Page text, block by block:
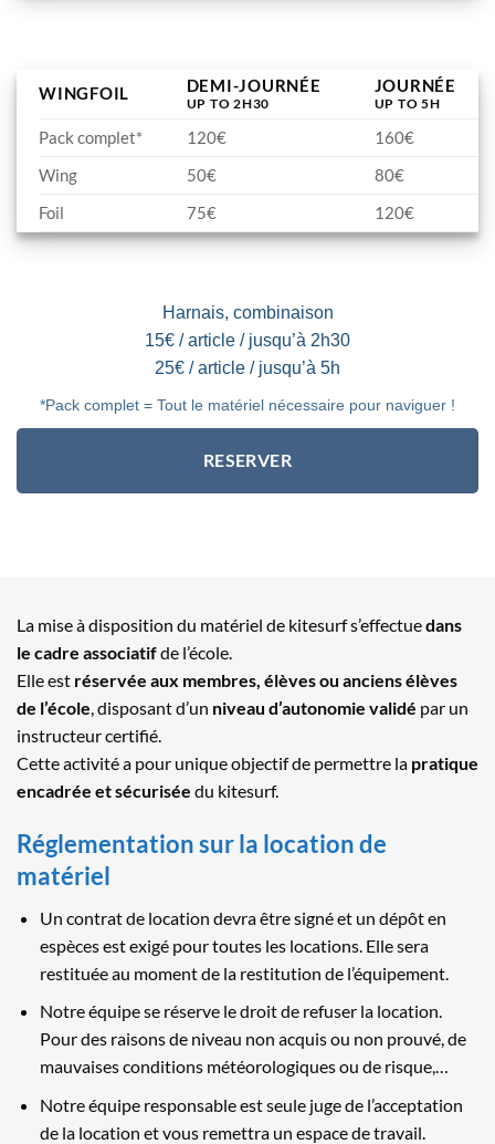
WINGFOIL DEMI-JOURNÉE
UP TO 2H30
JOURNÉE
UP TO 5H
Pack complet* 120€
160€
Wing
50€
80€
Foil
75€ 120€
Harnais, combinaison
15€ / article / jusqu’à 2h30
25€ / article / jusqu’à 5h
*Pack complet = Tout le matériel nécessaire pour naviguer !
RESERVER
La mise à disposition du matériel de kitesurf s’effectuedans
le cadre associatifde l’école.
Elle est réservée aux membres, élèves ou anciens élèves
de l’école , disposant d’un niveau d’autonomie validé par un
instructeur certifié.
Cette activité a pour unique objectif de permettre la pratique
encadrée et sécurisée du kitesurf.
Réglementation sur la location de
matériel
Un contrat de location devra être signé et un dépôt en
espèces est exigé pour toutes les locations. Elle sera
restituée au moment de la restitution de l’équipement.
Notre équipe se réserve le droit de refuser la location.
Pour des raisons de niveau non acquis ou non prouvé, de
mauvaises conditions météorologiques ou de risque,…
Notre équipe responsable est seule juge de l’acceptation
de la location et vous remettra un espace de travail.